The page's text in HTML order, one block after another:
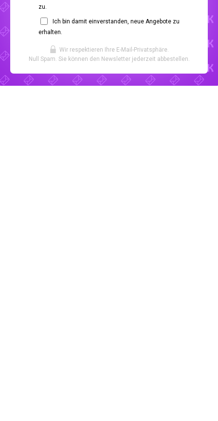
zu.
Ich bin damit einverstanden, neue Angebote zu
erhalten.
Wir respektieren Ihre E-Mail-Privatsphäre.
Null Spam. Sie können den Newsletter jederzeit abbestellen.